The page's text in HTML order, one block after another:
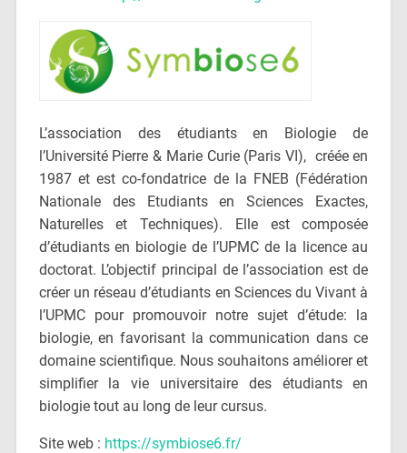
L’association des étudiants en Biologie de
l’Université Pierre & Marie Curie (Paris VI), créée en
1987 et est co-fondatrice de la FNEB (Fédération
Nationale des Etudiants en Sciences Exactes,
Naturelles et Techniques). Elle est composée
d’étudiants en biologie de l’UPMC de la licence au
doctorat. L’objectif principal de l’association est de
créer un réseau d’étudiants en Sciences du Vivant à
l’UPMC pour promouvoir notre sujet d’étude: la
biologie, en favorisant la communication dans ce
domaine scientifique. Nous souhaitons améliorer et
simplifier la vie universitaire des étudiants en
biologie tout au long de leur cursus.
Site web : https://symbiose6.fr/